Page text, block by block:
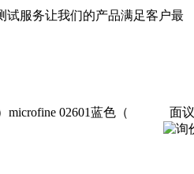
试服务让我们的产品满足客户最
microfine 02601蓝色（
面议